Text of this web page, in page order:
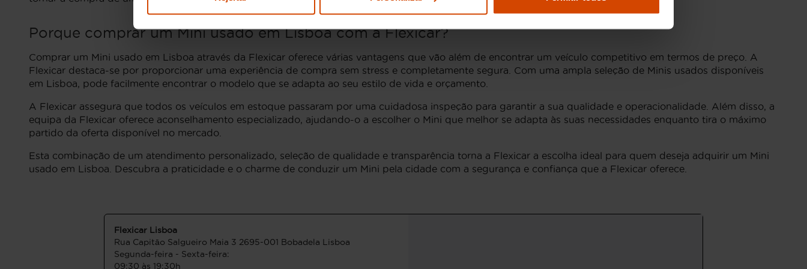
Porque comprar um Mini usado em Lisboa com a Flexicar?
Comprar um Mini usado em Lisboa através da Flexicar oferece várias vantagens que vão além de encontrar um veículo competitivo em termos de preço. A
Flexicar destaca-se por proporcionar uma experiência de compra sem stress e completamente segura. Com uma ampla seleção de Minis usados disponíveis
em Lisboa, pode facilmente encontrar o modelo que se adapta ao seu estilo de vida e orçamento.
A Flexicar assegura que todos os veículos em estoque passaram por uma cuidadosa inspeção para garantir a sua qualidade e operacionalidade. Além disso, a
equipa da Flexicar oferece aconselhamento especializado, ajudando-o a escolher o Mini que melhor se adapta às suas necessidades enquanto tira o máximo
partido da oferta disponível no mercado.
Esta combinação de um atendimento personalizado, seleção de qualidade e transparência torna a Flexicar a escolha ideal para quem deseja adquirir um Mini
usado em Lisboa. Descubra a praticidade e o charme de conduzir um Mini pela cidade com a segurança e confiança que a Flexicar oferece.
Flexicar Lisboa
Rua Capitāo Salgueiro Maia 3 2695-001 Bobadela Lisboa
Segunda-feira - Sexta-feira:
09:30 às 19:30h